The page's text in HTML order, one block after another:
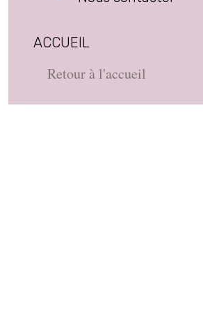
ACCUEIL
Retour à l'accueil